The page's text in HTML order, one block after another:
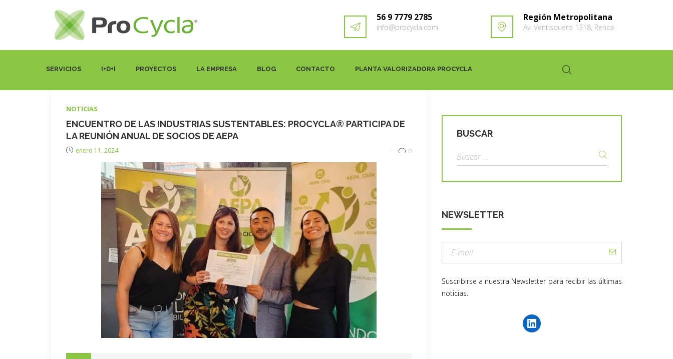
56 9 7779 2785
info@procycla.com
Región Metropolitana
Av. Ventisquero 1318, Renca
SERVICIOS I+D+I PROYECTOS LA EMPRESA BLOG CONTACTO PLANTA VALORIZADORA PROCYCLA
NOTICIAS
ENCUENTRO DE LAS INDUSTRIAS SUSTENTABLES: PROCYCLA® PARTICIPA DE
LA REUNIÓN ANUAL DE SOCIOS DE AEPA
enero 11, 2024 0
BUSCAR
NEWSLETTER
Suscribirse a nuestra Newsletter para recibir las últimas
noticias.